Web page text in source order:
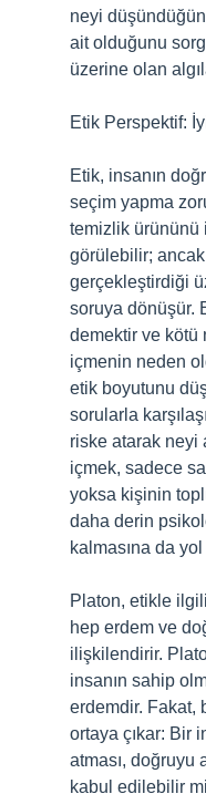
neyi
ait olduğunu
üzerine olan
Etik Perspektif:
Etik, insanın
seçim yapma
temizlik ürününü
görülebilir;
gerçekleştirdiği
soruya dönüşür.
demektir ve kötü
içmenin neden
etik boyutunu
sorularla
riske atarak neyi
içmek, sadece
yoksa kişinin
daha derin
kalmasına da yol
Platon, etikle
hep erdem ve
ilişkilendirir.
insanın sahip
erdemdir. Fakat,
ortaya çıkar: Bir
atması, doğruyu
kabul edilebilir